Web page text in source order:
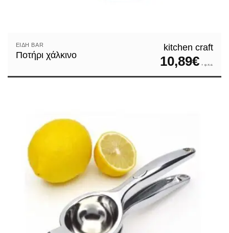
ΕΊΔΗ ΒAR
Ποτήρι χάλκινο
kitchen craft
10,89€ + φ.π.α.